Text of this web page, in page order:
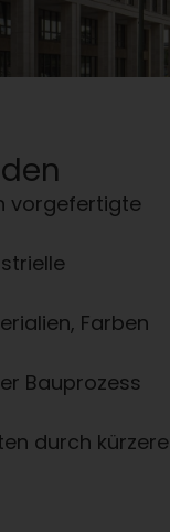
vorgefertigte
Farben
Bauprozess
durch kürzere